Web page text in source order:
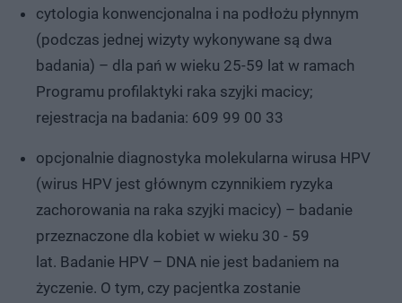
cytologia konwencjonalna i na podłożu płynnym
(podczas jednej wizyty wykonywane są dwa
badania) – dla pań w wieku 25-59 lat w ramach
Programu profilaktyki raka szyjki macicy;
rejestracja na badania: 609 99 00 33
opcjonalnie diagnostyka molekularna wirusa HPV
(wirus HPV jest głównym czynnikiem ryzyka
zachorowania na raka szyjki macicy) – badanie
przeznaczone dla kobiet w wieku 30 - 59
lat. Badanie HPV – DNA nie jest badaniem na
życzenie. O tym, czy pacjentka zostanie